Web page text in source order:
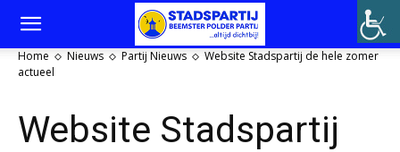
Home Nieuws Partij Nieuws
Website Stadspartij de hele zomer
actueel
Website Stadspartij